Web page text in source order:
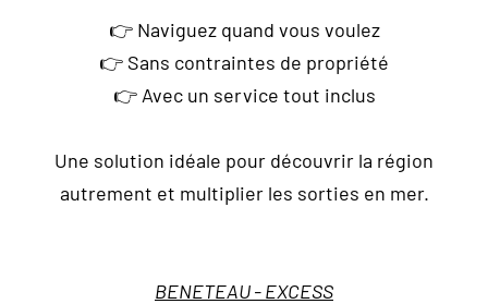
👉 Naviguez quand vous voulez
👉 Sans contraintes de propriété
👉 Avec un service tout inclus
Une solution idéale pour découvrir la région
autrement et multiplier les sorties en mer.
BENETEAU-EXCESS